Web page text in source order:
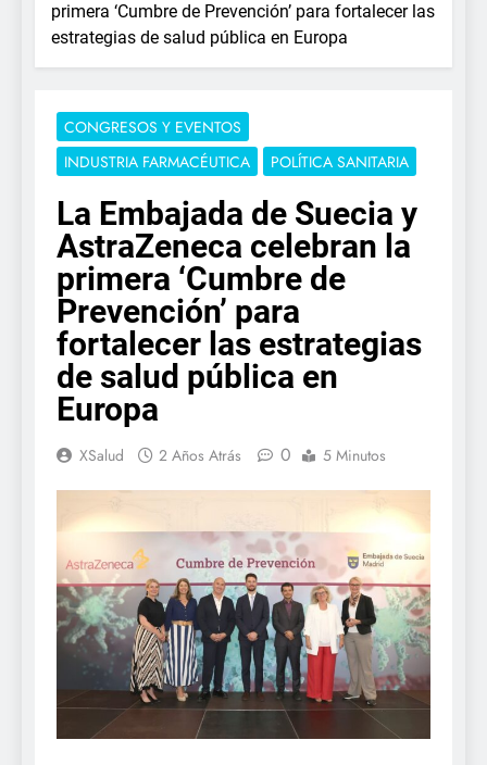
primera ‘Cumbre de Prevención’ para fortalecer las
estrategias de salud pública en Europa
CONGRESOS Y EVENTOS
INDUSTRIA FARMACÉUTICA
POLÍTICA SANITARIA
La Embajada de Suecia y
AstraZeneca celebran la
primera ‘Cumbre de
Prevención’ para
fortalecer las estrategias
de salud pública en
Europa
XSalud 2 Años Atrás 0 5 Minutos